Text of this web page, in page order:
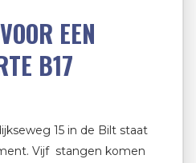
EEN
B17
15 in de Bilt staat
Vijf stangen komen